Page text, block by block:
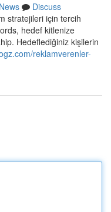
News
Discuss
stratejileri için tercih
hedef kitlenize
Hedeflediğiniz kişilerin
reklamverenler-